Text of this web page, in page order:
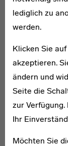
lediglich zu
werden.
Klicken Sie
akzeptieren.
ändern und
Seite die
zur
Ihr
Möchten Sie
Felix Klee
1907–1990